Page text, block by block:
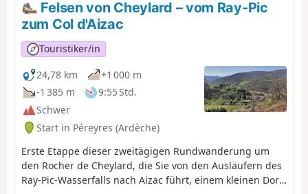
Felsen von Cheylard – vom Ray-Pic
zum Col d'Aizac
Touristiker/in
24,78 km
+1 000 m
-1 385 m
9:55 Std.
Schwer
Start in Péreyres (Ardèche)
Erste Etappe dieser zweitägigen Rundwanderung um
den Rocher de Cheylard, die Sie von den Ausläufern des
Ray-Pic-Wasserfalls nach Aizac führt, einem kleinen Dorf